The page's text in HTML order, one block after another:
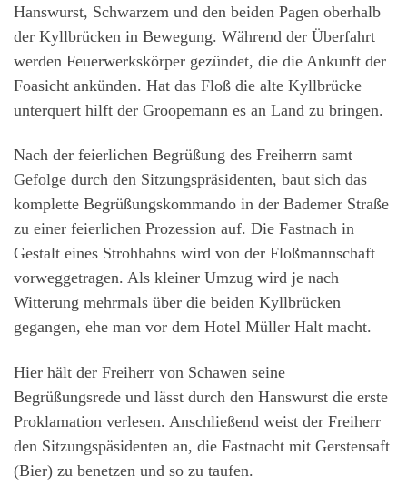
Hanswurst, Schwarzem und den beiden Pagen oberhalb
der Kyllbrücken in Bewegung. Während der Überfahrt
werden Feuerwerkskörper gezündet, die die Ankunft der
Foasicht ankünden. Hat das Floß die alte Kyllbrücke
unterquert hilft der Groopemann es an Land zu bringen.
Nach der feierlichen Begrüßung des Freiherrn samt
Gefolge durch den Sitzungspräsidenten, baut sich das
komplette Begrüßungskommando in der Bademer Straße
zu einer feierlichen Prozession auf. Die Fastnach in
Gestalt eines Strohhahns wird von der Floßmannschaft
vorweggetragen. Als kleiner Umzug wird je nach
Witterung mehrmals über die beiden Kyllbrücken
gegangen, ehe man vor dem Hotel Müller Halt macht.
Hier hält der Freiherr von Schawen seine
Begrüßungsrede und lässt durch den Hanswurst die erste
Proklamation verlesen. Anschließend weist der Freiherr
den Sitzungspäsidenten an, die Fastnacht mit Gerstensaft
(Bier) zu benetzen und so zu taufen.